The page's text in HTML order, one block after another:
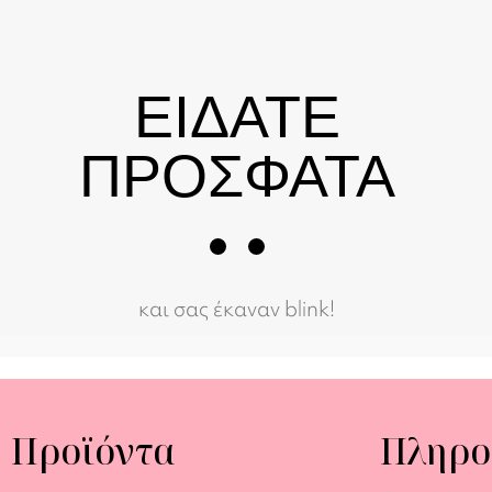
ΕΙΔΑΤΕ
ΠΡΟΣΦΑΤΑ
και σας έκαναν blink!
Προϊόντα